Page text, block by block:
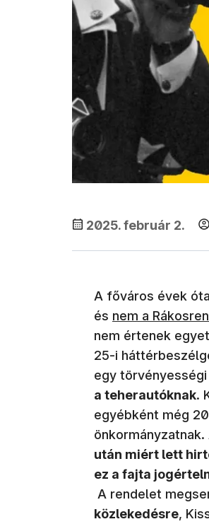
2025. február 2.
A főváros évek
és (új ablakban
nem a
nem értenek
25-i
egy
a teherautóknak.
egyébként még
után miért lett
ez a fajta
A rendelet
közlekedésre,